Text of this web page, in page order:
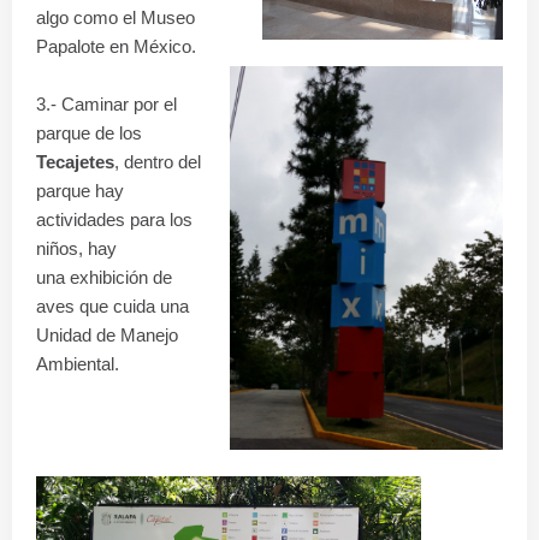
algo como el Museo
Papalote en México.
3.- Caminar por el
parque de los
Tecajetes, dentro del
parque hay
actividades para los
niños, hay
una exhibición de
aves que cuida una
Unidad de Manejo
Ambiental.